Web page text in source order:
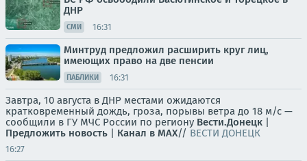
ДНР
СМИ 16:31
Минтруд предложил расширить круг лиц,
имеющих право на две пенсии
ПАБЛИКИ 16:31
Завтра, 10 августа в ДНР местами ожидаются
кратковременный дождь, гроза, порывы ветра до 18 м/с —
сообщили в ГУ МЧС России по региону Вести.Донецк |
Предложить новость | Канал в MAX// ВЕСТИ ДОНЕЦК
16:27